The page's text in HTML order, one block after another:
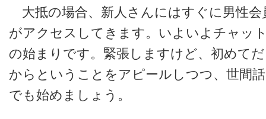
大抵の場合、新人さんにはすぐに男性会
がアクセスしてきます。いよいよチャッ
の始まりです。緊張しますけど、初めてだ
からということをアピールしつつ、世間話
でも始めましょう。